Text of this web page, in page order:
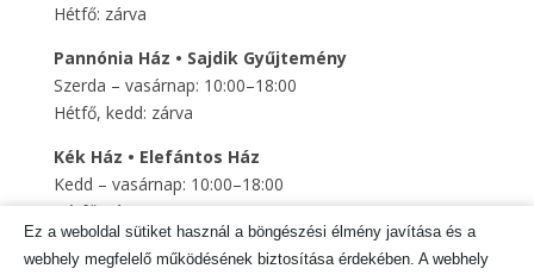
Hétfő: zárva
Pannónia Ház • Sajdik Gyűjtemény
Szerda – vasárnap: 10:00–18:00
Hétfő, kedd: zárva
Kék Ház • Elefántos Ház
Kedd – vasárnap: 10:00–18:00
Hétfő: zárva
Szent Mihály Altemplom
Ez a weboldal sütiket használ a böngészési élmény javítása és a
webhely megfelelő működésének biztosítása érdekében. A webhely